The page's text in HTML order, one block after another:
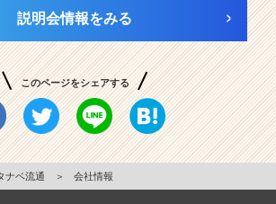
説明会情報をみる
このページをシェアする
ナベ流通 ＞ 会社情報